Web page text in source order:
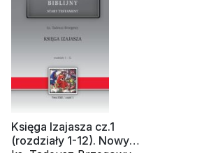
Księga Izajasza cz.1
(rozdziały 1-12). Nowy